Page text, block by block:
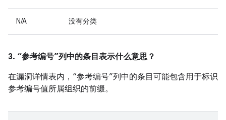
N/A 没有分类
3. “参考编号”列中的条目表示什么意思？
在漏洞详情表内，“参考编号”列中的条目可能包含用于标识
参考编号值所属组织的前缀。